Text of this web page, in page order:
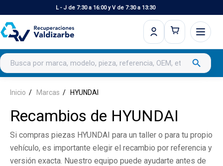
L - J de 7:30 a 16:00 y V de 7:30 a 13:30
Buscar productos search
Inicio Marcas HYUNDAI
Recambios de HYUNDAI
Si compras piezas HYUNDAI para un taller o para tu propio
vehículo, es importante elegir el recambio por referencia y
versión exacta. Nuestro equipo puede ayudarte antes de